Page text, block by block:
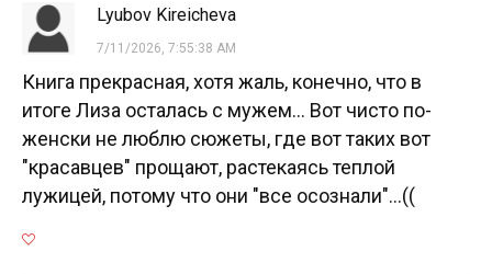
Lyubov Kireicheva
7/11/2026, 7:55:38 AM
Книга прекрасная, хотя жаль, конечно, что в
итоге Лиза осталась с мужем... Вот чисто по-
женски не люблю сюжеты, где вот таких вот
"красавцев" прощают, растекаясь теплой
лужицей, потому что они "все осознали"...((